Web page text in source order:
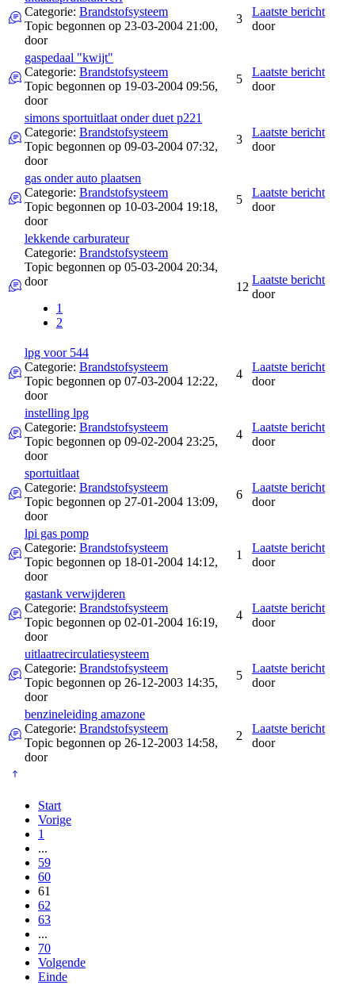
Categorie: Brandstofsysteem
Topic begonnen op 23-03-2004 21:00,
door
3
Laatste bericht
door
gaspedaal "kwijt"
Categorie: Brandstofsysteem
Topic begonnen op 19-03-2004 09:56,
door
5
Laatste bericht
door
simons sportuitlaat onder duet p221
Categorie: Brandstofsysteem
Topic begonnen op 09-03-2004 07:32,
door
3
Laatste bericht
door
gas onder auto plaatsen
Categorie: Brandstofsysteem
Topic begonnen op 10-03-2004 19:18,
door
5
Laatste bericht
door
lekkende carburateur
Categorie: Brandstofsysteem
Topic begonnen op 05-03-2004 20:34,
door
1
2
12
Laatste bericht
door
lpg voor 544
Categorie: Brandstofsysteem
Topic begonnen op 07-03-2004 12:22,
door
4
Laatste bericht
door
instelling lpg
Categorie: Brandstofsysteem
Topic begonnen op 09-02-2004 23:25,
door
4
Laatste bericht
door
sportuitlaat
Categorie: Brandstofsysteem
Topic begonnen op 27-01-2004 13:09,
door
6
Laatste bericht
door
lpi gas pomp
Categorie: Brandstofsysteem
Topic begonnen op 18-01-2004 14:12,
door
1
Laatste bericht
door
gastank verwijderen
Categorie: Brandstofsysteem
Topic begonnen op 02-01-2004 16:19,
door
4
Laatste bericht
door
uitlaatrecirculatiesysteem
Categorie: Brandstofsysteem
Topic begonnen op 26-12-2003 14:35,
door
5
Laatste bericht
door
benzineleiding amazone
Categorie: Brandstofsysteem
Topic begonnen op 26-12-2003 14:58,
door
2
Laatste bericht
door
Start
Vorige
1
...
59
60
61
62
63
...
70
Volgende
Einde